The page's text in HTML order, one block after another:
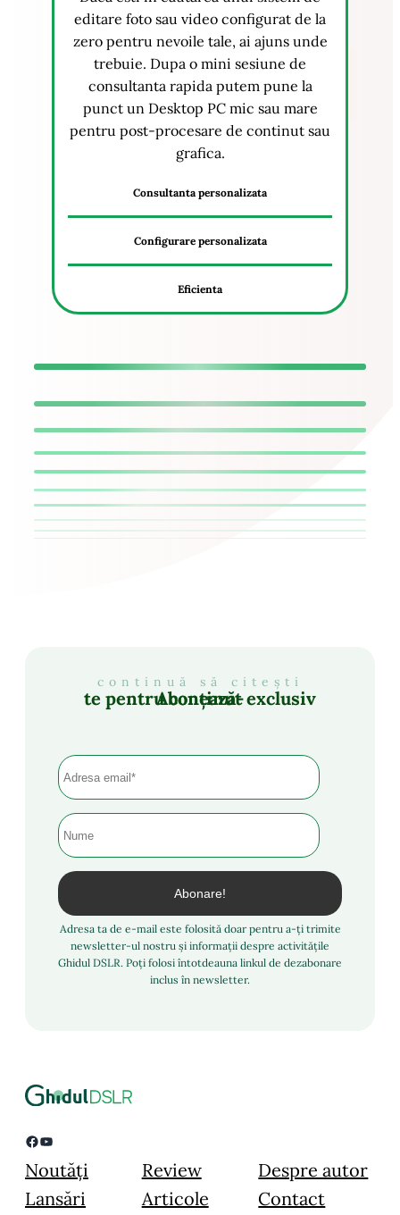
editare foto sau video configurat de la
zero pentru nevoile tale, ai ajuns unde
trebuie. Dupa o mini sesiune de
consultanta rapida putem pune la
punct un Desktop PC mic sau mare
pentru post-procesare de continut sau
grafica.
Consultanta personalizata
Configurare personalizata
Eficienta
continuă să citești
Abonează-te pentru conținut exclusiv
Adresa ta de e-mail este folosită doar pentru a-ți trimite
newsletter-ul nostru și informații despre activitățile
Ghidul DSLR. Poți folosi întotdeauna linkul de dezabonare
inclus în newsletter.
Facebook YouTube
Noutăți
Lansări
Review
Articole
Despre autor
Contact